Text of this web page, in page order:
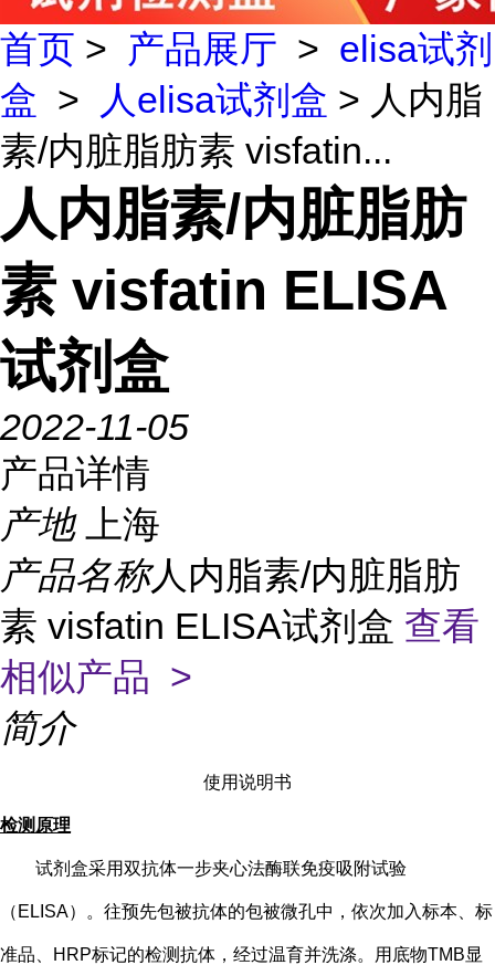
首页 > 产品展厅 > elisa试剂
盒 > 人elisa试剂盒 > 人内脂
素/内脏脂肪素 visfatin...
人内脂素/内脏脂肪
素 visfatin ELISA
试剂盒
2022-11-05
产品详情
产地
上海
产品名称人内脂素/内脏脂肪
素 visfatin ELISA试剂盒 查看
相似产品 >
简介
使用说明书
检测原理
试剂盒采用双抗体一步夹心法酶联免疫吸附试验
（ ELISA）。往预先包被抗体的包被微孔中，依次加入标本、标
准品、HRP标记的检测抗体，经过温育并洗涤。用底物TMB显